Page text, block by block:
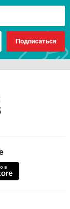
Подписаться